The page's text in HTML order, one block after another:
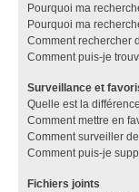
Pourquoi ma
Pourquoi ma
Comment rechercher
Comment puis-je
Surveillance et
Quelle est la
Comment mettre en
Comment surveiller
Comment puis-je
Fichiers joints